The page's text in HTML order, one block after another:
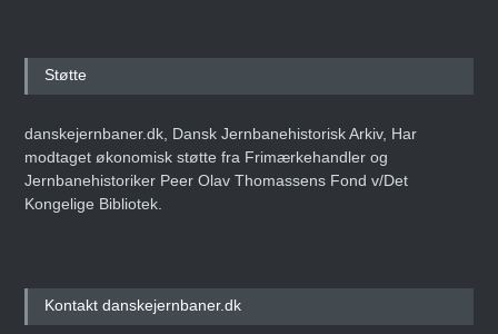
Støtte
danskejernbaner.dk, Dansk Jernbanehistorisk Arkiv, Har
modtaget økonomisk støtte fra Frimærkehandler og
Jernbanehistoriker Peer Olav Thomassens Fond v/Det
Kongelige Bibliotek.
Kontakt danskejernbaner.dk